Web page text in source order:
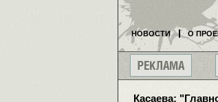
Касаева:
НОВОСТИ О